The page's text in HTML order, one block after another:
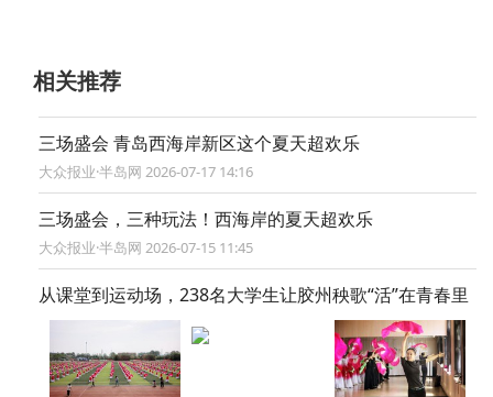
相关推荐
三场盛会 青岛西海岸新区这个夏天超欢乐
大众报业·半岛网 2026-07-17 14:16
三场盛会，三种玩法！西海岸的夏天超欢乐
大众报业·半岛网 2026-07-15 11:45
从课堂到运动场，238名大学生让胶州秧歌“活”在青春里